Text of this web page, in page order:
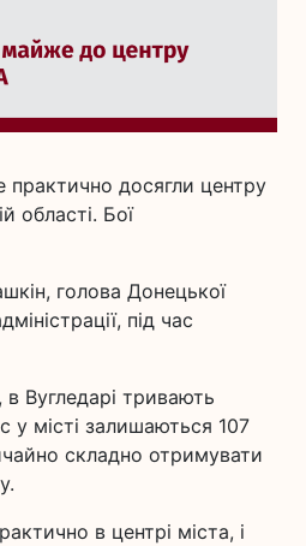
практично досягли центру
області. Бої
голова Донецької
під час
Вугледарі тривають
у місті залишаються 107
складно отримувати
в центрі міста, і